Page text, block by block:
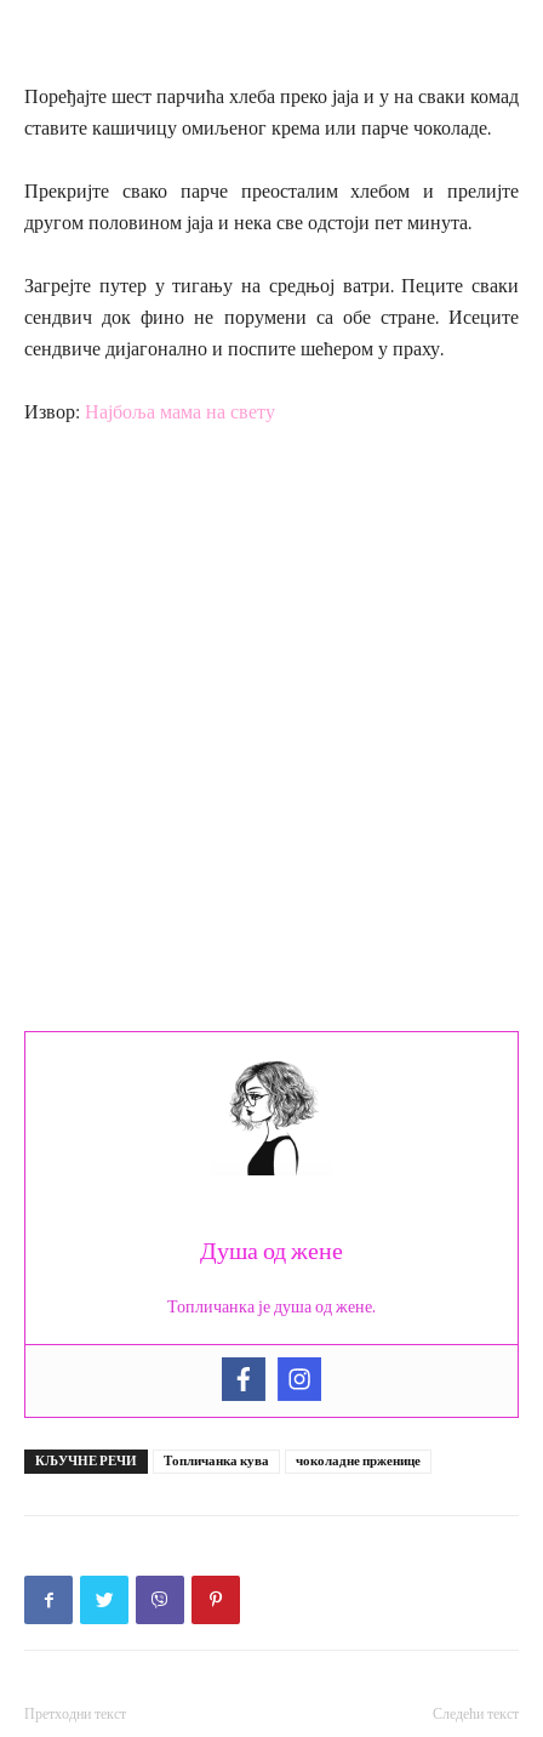
Поређајте шест парчића хлеба преко јаја и у на сваки комад
ставите кашичицу омиљеног крема или парче чоколаде.
Прекријте свако парче преосталим хлебом и прелијте
другом половином јаја и нека све одстоји пет минута.
Загрејте путер у тигању на средњој ватри. Пеците сваки
сендвич док фино не порумени са обе стране. Исеците
сендвиче дијагонално и поспите шећером у праху.
Извор: Најбоља мама на свету
Душа од жене
Топличанка је душа од жене.
КЉУЧНЕ РЕЧИ Топличанка кува чоколадне прженице
Претходни текст Следећи текст